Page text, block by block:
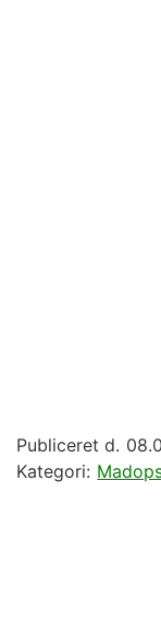
Publiceret d.
Kategori: